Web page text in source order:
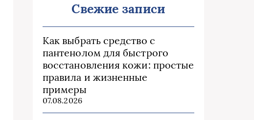
Свежие записи
Как выбрать средство с
пантенолом для быстрого
восстановления кожи: простые
правила и жизненные
примеры
07.08.2026